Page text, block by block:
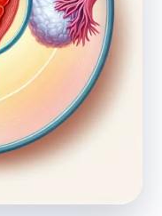
не
мазки та
для них
запис до фахівця